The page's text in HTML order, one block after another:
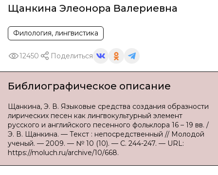
Щанкина Элеонора Валериевна
Филология, лингвистика
12450 Поделиться
Библиографическое описание
Щанкина, Э. В. Языковые средства создания образности
лирических песен как лингвокультурный элемент
русского и английского песенного фольклора 16 – 19 вв. /
Э. В. Щанкина. — Текст : непосредственный // Молодой
ученый. — 2009. — № 10 (10). — С. 244-247. — URL:
https://moluch.ru/archive/10/668.